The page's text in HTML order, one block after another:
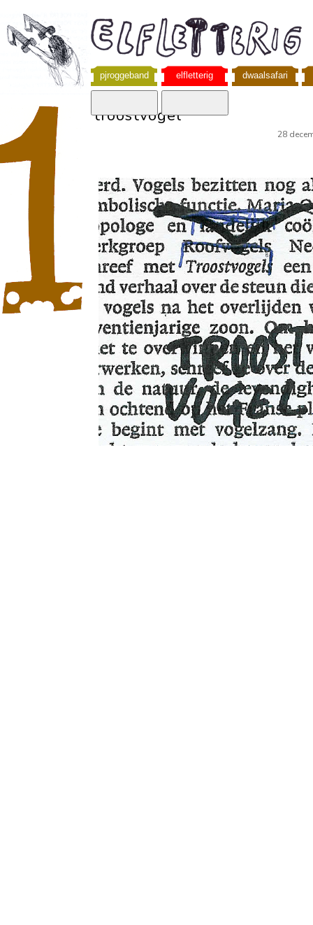
pjroggeband elfletterig dwaalsafari
troostvogel
28